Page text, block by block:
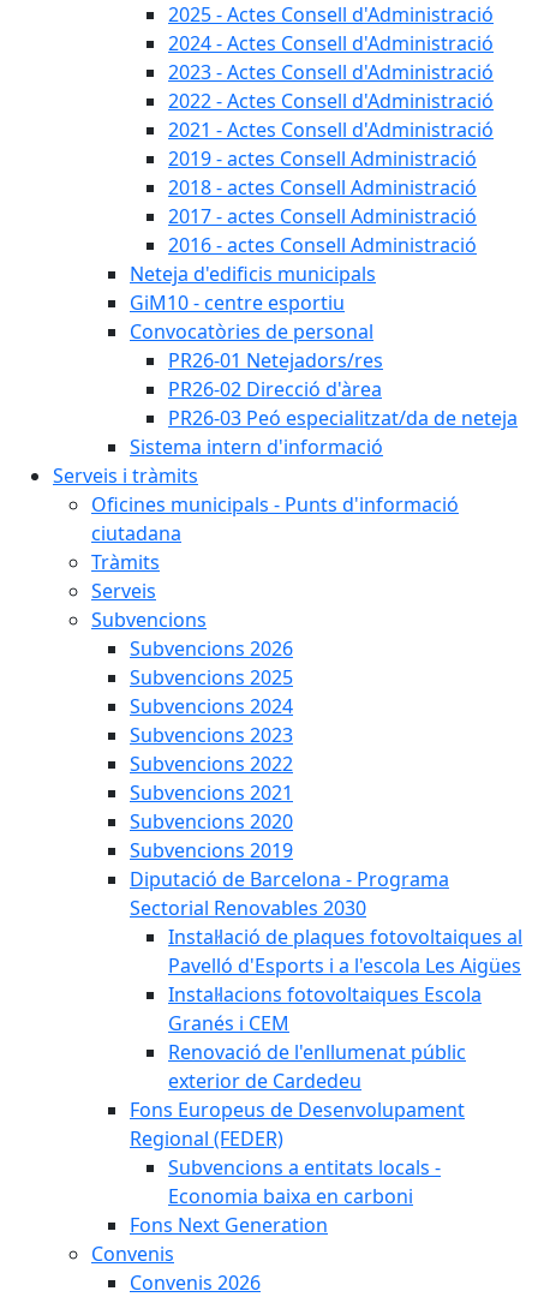
2025 - Actes Consell d'Administració
2024 - Actes Consell d'Administració
2023 - Actes Consell d'Administració
2022 - Actes Consell d'Administració
2021 - Actes Consell d'Administració
2019 - actes Consell Administració
2018 - actes Consell Administració
2017 - actes Consell Administració
2016 - actes Consell Administració
Neteja d'edificis municipals
GiM10 - centre esportiu
Convocatòries de personal
PR26-01 Netejadors/res
PR26-02 Direcció d'àrea
PR26-03 Peó especialitzat/da de neteja
Sistema intern d'informació
Serveis i tràmits
Oficines municipals - Punts d'informació
ciutadana
Tràmits
Serveis
Subvencions
Subvencions 2026
Subvencions 2025
Subvencions 2024
Subvencions 2023
Subvencions 2022
Subvencions 2021
Subvencions 2020
Subvencions 2019
Diputació de Barcelona - Programa
Sectorial Renovables 2030
Instal·lació de plaques fotovoltaiques al
Pavelló d'Esports i a l'escola Les Aigües
Instal·lacions fotovoltaiques Escola
Granés i CEM
Renovació de l'enllumenat públic
exterior de Cardedeu
Fons Europeus de Desenvolupament
Regional (FEDER)
Subvencions a entitats locals -
Economia baixa en carboni
Fons Next Generation
Convenis
Convenis 2026